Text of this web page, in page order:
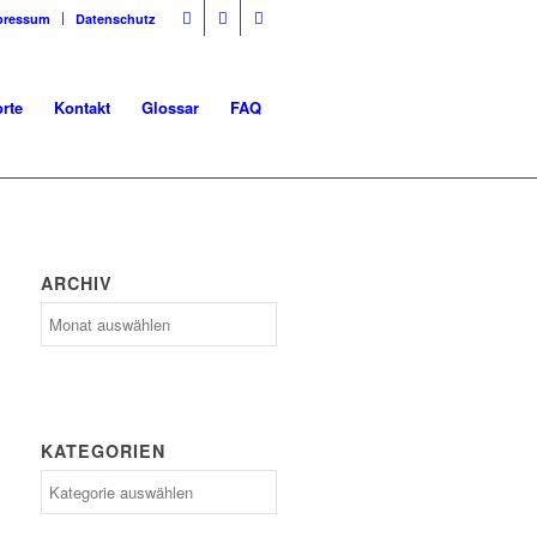
Datenschutz
Kontakt Glossar FAQ
ARCHIV
KATEGORIEN